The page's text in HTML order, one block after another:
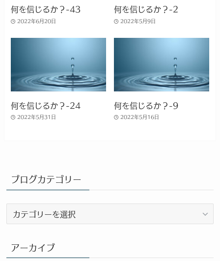
何を信じるか？-43
2022年6月20日
何を信じるか？-2
2022年5月9日
何を信じるか？-24
2022年5月31日
何を信じるか？-9
2022年5月16日
ブログカテゴリー
ロ
カ
テ
アーカイブ